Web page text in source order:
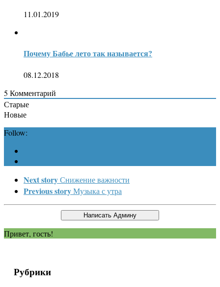
11.01.2019
Почему Бабье лето так называется?
08.12.2018
5 Комментарий
Старые
Новые
Follow:
Next storyСнижение важности
Previous storyМузыка с утра
Привет, гость!
Рубрики